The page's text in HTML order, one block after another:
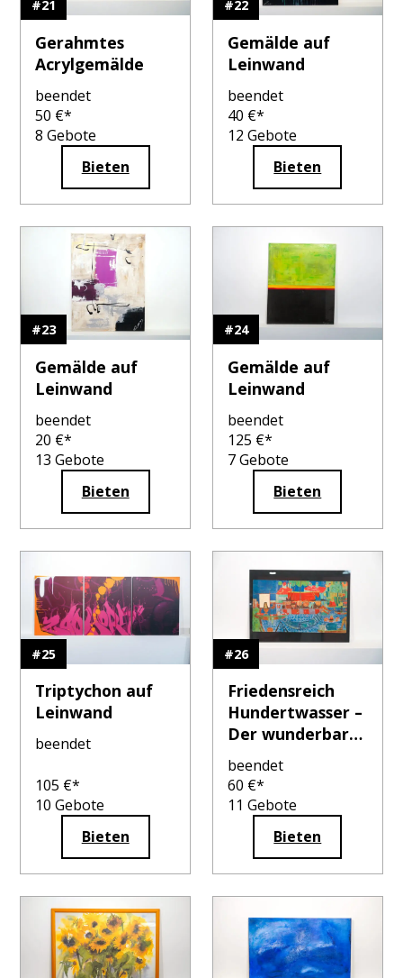
#21
Gerahmtes
Acrylgemälde
beendet
50 €*
8 Gebote
Bieten
#22
Gemälde auf
Leinwand
beendet
40 €*
12 Gebote
Bieten
#23
Gemälde auf
Leinwand
beendet
20 €*
13 Gebote
Bieten
#24
Gemälde auf
Leinwand
beendet
125 €*
7Gebote
Bieten
#25
Triptychon auf
Leinwand
beendet
105 €*
10 Gebote
Bieten
#26
Friedensreich
Hundertwasser –
Der wunderbare
Fischfang
beendet
60 €*
11 Gebote
Bieten